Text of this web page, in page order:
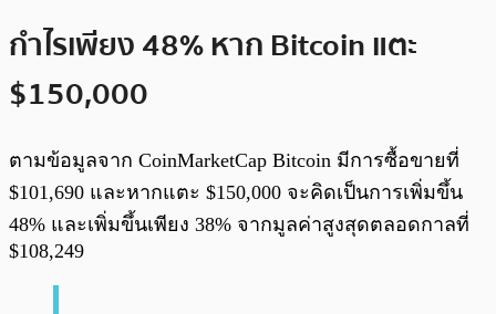
กำไรเพียง 48% หาก Bitcoin แตะ
$150,000
ตามข้อมูลจาก CoinMarketCap Bitcoin มีการซื้อขายที่
$101,690 และหากแตะ $150,000 จะคิดเป็นการเพิ่มขึ้น
48% และเพิ่มขึ้นเพียง 38% จากมูลค่าสูงสุดตลอดกาลที่
$108,249